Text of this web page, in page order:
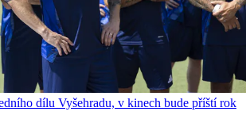
dílu Vyšehradu, v kinech bude příští rok